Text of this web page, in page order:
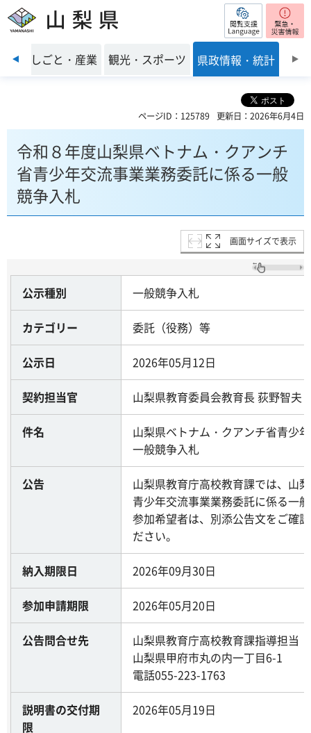
山梨県 閲覧支援
前のスライドを表示
境 しごと・産業 観光・スポーツ 県政情報・統計
ページID：125789 更新日：2026年6月4日
令和８年度山梨県ベトナム・クアンチ
省青少年交流事業業務委託に係る一般
競争入札
画面サイズで表示
公示種別 一般競争入札
カテゴリー 委託（役務）等
公示日 2026年05月12日
契約担当官 山梨県教育委員会教育長 荻野智夫
件名
山梨県ベトナム・クアンチ省青少
一般競争入札
公告
山梨県教育庁高校教育課では、山
青少年交流事業業務委託に係る一
参加希望者は、別添公告文をご確
ださい。
納入期限日 2026年09月30日
参加申請期限 2026年05月20日
公告問合せ先
山梨県教育庁高校教育課指導担当
山梨県甲府市丸の内一丁目6-1
電話055-223-1763
説明書の交付期
限
2026年05月19日